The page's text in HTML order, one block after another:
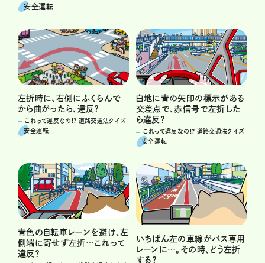
安全運転
左折時に、右側にふくらんで
から曲がったら、違反？
これって違反なの!? 道路交通法クイズ
安全運転
白地に青の矢印の標示がある
交差点で、赤信号で左折した
ら違反？
これって違反なの!? 道路交通法クイズ
安全運転
青色の自転車レーンを避け、左
側端に寄せず左折…これって
違反？
いちばん左の車線がバス専用
レーンに…。その時、どう左折
する？